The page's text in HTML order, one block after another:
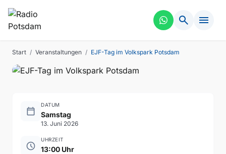
search menu
Start / Veranstaltungen / EJF-Tag im Volkspark Potsdam
FEST
Potsdam
calendar_today
DATUM
Samstag
13. Juni 2026
schedule
UHRZEIT
13:00 Uhr